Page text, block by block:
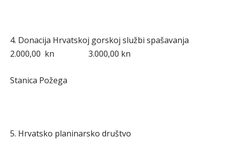
4. Donacija Hrvatskoj gorskoj službi spašavanja
2.000,00 kn 3.000,00 kn
Stanica Požega
5. Hrvatsko planinarsko društvo